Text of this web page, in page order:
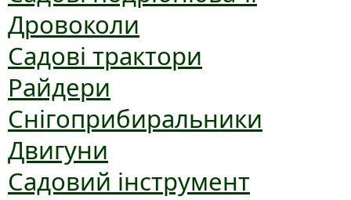
Дровоколи
Садові трактори
Райдери
Снігоприбиральники
Двигуни
Садовий інструмент